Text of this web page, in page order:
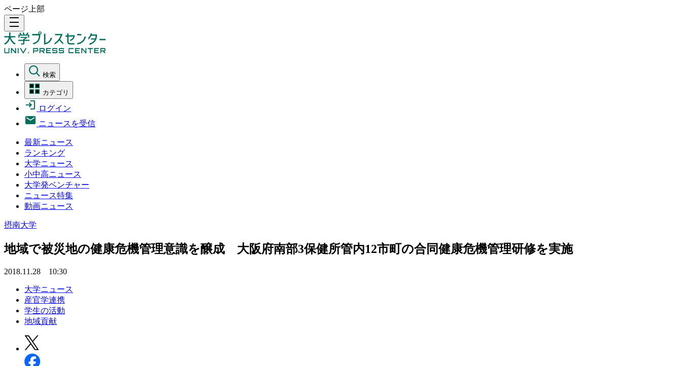
ページ上部
density_medium
検索
カテゴリ
ログイン
ニュースを受信
最新ニュース
ランキング
大学ニュース
小中高ニュース
大学発ベンチャー
ニュース特集
動画ニュース
摂南大学
地域で被災地の健康危機管理意識を醸成 大阪府南部3保健所管内12市町の合同健康危機管理研修を実施
2018.11.28 10:30
大学ニュース
産官学連携
学生の活動
地域貢献